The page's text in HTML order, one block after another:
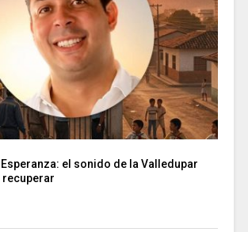
el sonido de la Valledupar
recuperar